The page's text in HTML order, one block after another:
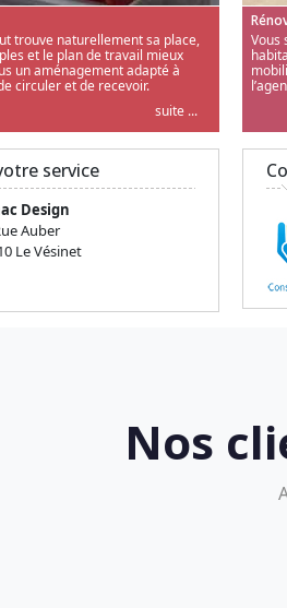
trouve naturellement sa place,
et le plan de travail mieux
un aménagement adapté à
circuler et de recevoir.
suite ...
Vous
service
Design
Auber
Le Vésinet
Nos